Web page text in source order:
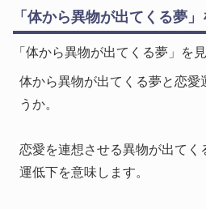
「体から異物が出てくる夢
「体から異物が出てくる夢」を
体から異物が出てくる夢と恋愛
うか。
恋愛を連想させる異物が出てく
運低下を意味します。